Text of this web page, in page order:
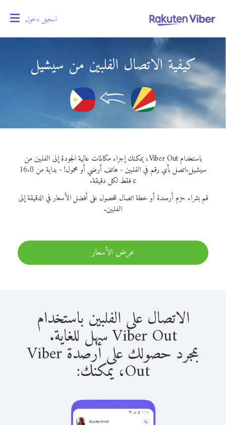
تسجيل دخول
كيفية الاتصال الفلبين من سيشيل
باستخدام Viber Out، يمكنك إجراء مكالمات عالية الجودة إلى الفلبين من
سيشيل.
اتصل بأي رقم في الفلبين - هاتف أرضي أو محمول! - بداية من 16.0
¢ فقط لكل دقيقة.
قم بشراء حزم أرصدة أو خطة اتصال للحصول على أفضل الأسعار في الدقيقة إلى
الفلبين.
عرض الأسعار
الاتصال على الفلبين باستخدام
Viber Out سهل للغاية.
بمجرد حصولك على أرصدة Viber
Out، يمكنك: